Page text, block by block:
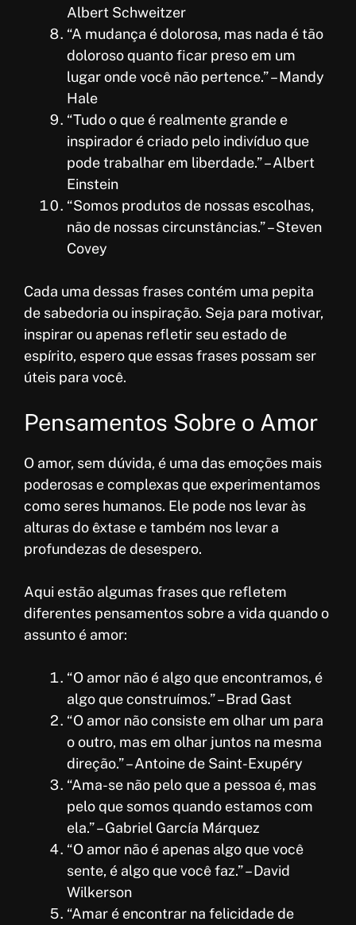
Albert Schweitzer
“A mudança é dolorosa, mas nada é tão
doloroso quanto ficar preso em um
lugar onde você não pertence.” – Mandy
Hale
“Tudo o que é realmente grande e
inspirador é criado pelo indivíduo que
pode trabalhar em liberdade.” – Albert
Einstein
“Somos produtos de nossas escolhas,
não de nossas circunstâncias.” – Steven
Covey
Cada uma dessas frases contém uma pepita
de sabedoria ou inspiração. Seja para motivar,
inspirar ou apenas refletir seu estado de
espírito, espero que essas frases possam ser
úteis para você.
Pensamentos Sobre o Amor
O amor, sem dúvida, é uma das emoções mais
poderosas e complexas que experimentamos
como seres humanos. Ele pode nos levar às
alturas do êxtase e também nos levar a
profundezas de desespero.
Aqui estão algumas frases que refletem
diferentes pensamentos sobre a vida quando o
assunto é amor:
“O amor não é algo que encontramos, é
algo que construímos.” – Brad Gast
“O amor não consiste em olhar um para
o outro, mas em olhar juntos na mesma
direção.” – Antoine de Saint-Exupéry
“Ama-se não pelo que a pessoa é, mas
pelo que somos quando estamos com
ela.” – Gabriel García Márquez
“O amor não é apenas algo que você
sente, é algo que você faz.” – David
Wilkerson
“Amar é encontrar na felicidade de